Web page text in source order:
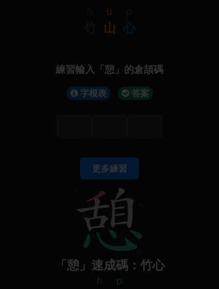
u
山
p
心
練習輸入「憩」的倉頡碼
字根表 答案
更多練習
「憩」速成碼：竹心
h p